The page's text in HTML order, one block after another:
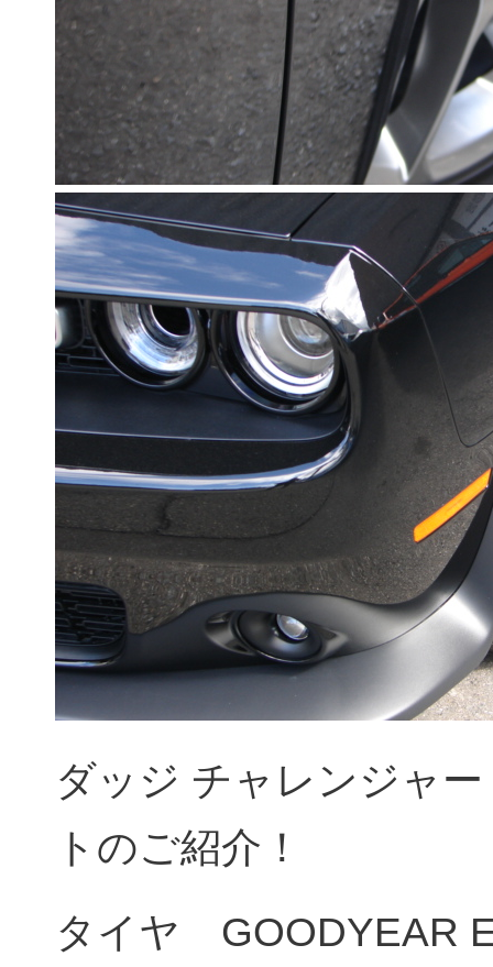
ダッジ チャレンジャ
トのご紹介！
タイヤ GOODYEAR